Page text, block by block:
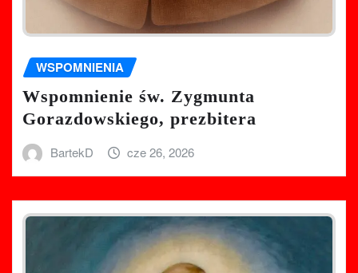
WSPOMNIENIA
Wspomnienie św. Zygmunta
Gorazdowskiego, prezbitera
BartekD cze 26, 2026